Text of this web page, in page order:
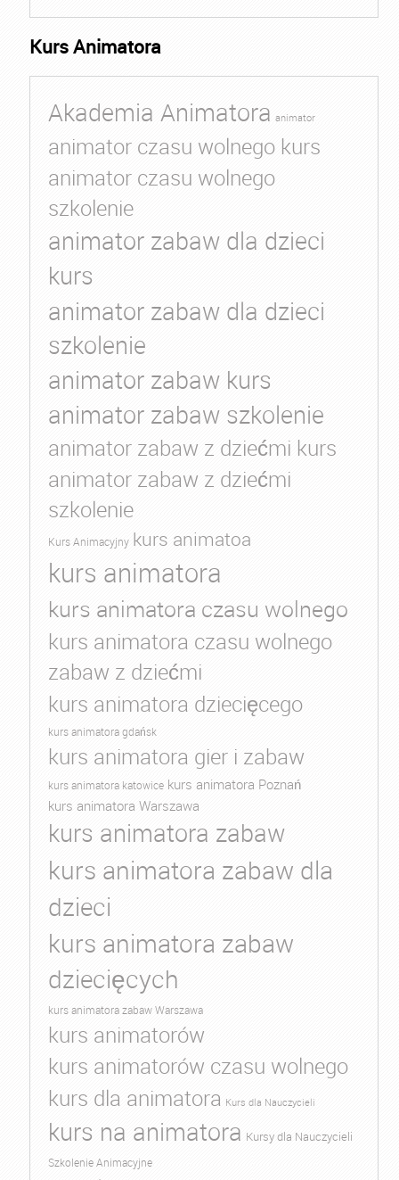
Kurs Animatora
Akademia Animatora animator
animator czasu wolnego kurs
animator czasu wolnego
szkolenie
animator zabaw dla dzieci
kurs
animator zabaw dla dzieci
szkolenie
animator zabaw kurs
animator zabaw szkolenie
animator zabaw z dziećmi kurs
animator zabaw z dziećmi
szkolenie
Kurs Animacyjny kurs animatoa
kurs animatora
kurs animatora czasu wolnego
kurs animatora czasu wolnego
zabaw z dziećmi
kurs animatora dziecięcego
kurs animatora gdańsk
kurs animatora gier i zabaw
kurs animatora katowice kurs animatora Poznań
kurs animatora Warszawa
kurs animatora zabaw
kurs animatora zabaw dla
dzieci
kurs animatora zabaw
dziecięcych
kurs animatora zabaw Warszawa
kurs animatorów
kurs animatorów czasu wolnego
kurs dla animatora Kurs dla Nauczycieli
kurs na animatora Kursy dla Nauczycieli
Szkolenie Animacyjne